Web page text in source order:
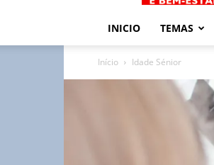
INICIO TEMAS
Início Idade Sénior